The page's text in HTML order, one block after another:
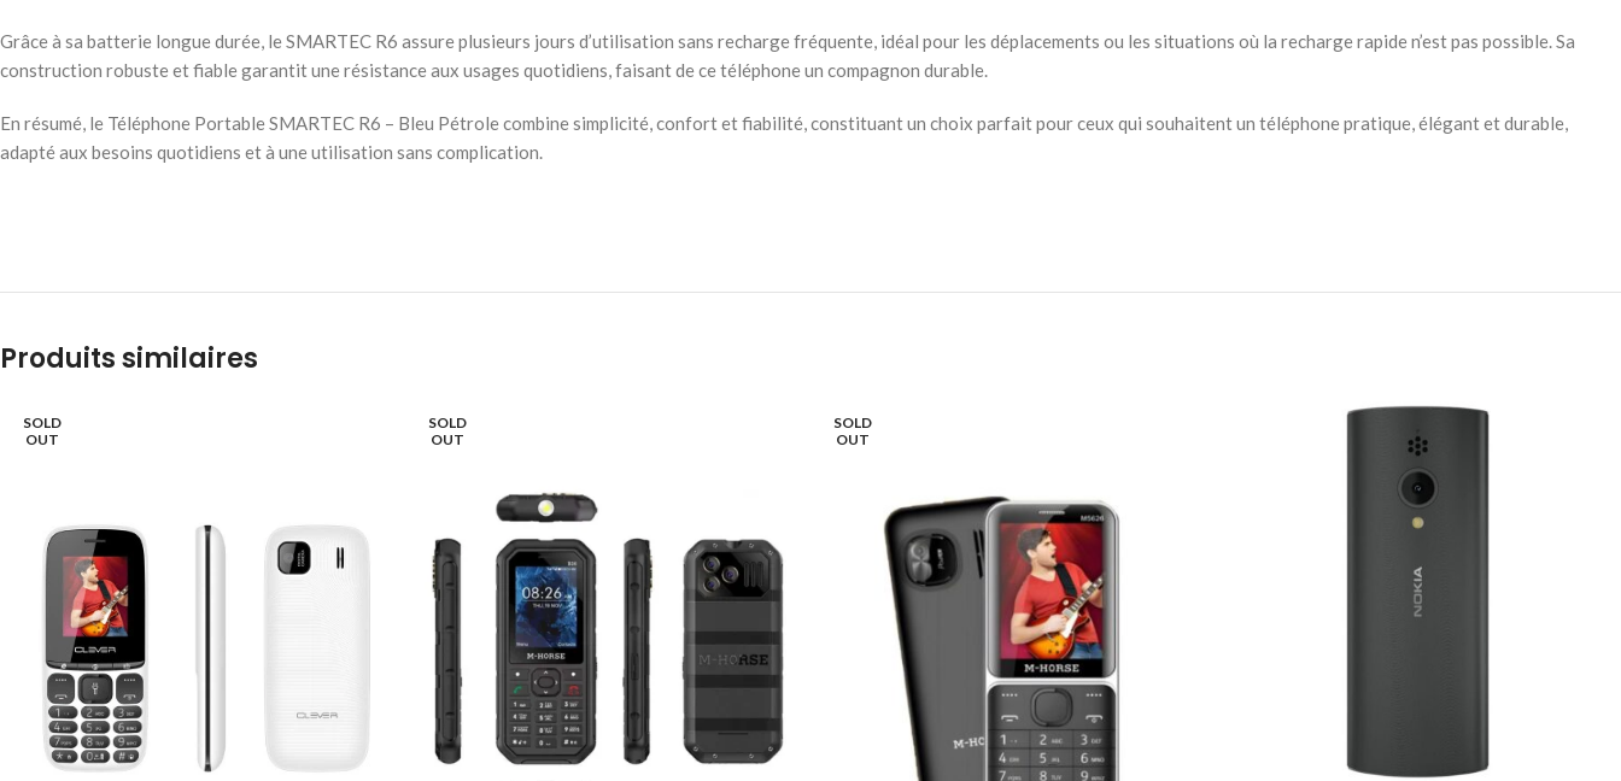
Grâce à sa batterie longue durée, le SMARTEC R6 assure plusieurs jours d’utilisation sans recharge fréquente, idéal pour les déplacements ou les situations où la recharge rapide n’est pas possible. Sa
construction robuste et fiable garantit une résistance aux usages quotidiens, faisant de ce téléphone un compagnon durable.
En résumé, le Téléphone Portable SMARTEC R6 – Bleu Pétrole combine simplicité, confort et fiabilité, constituant un choix parfait pour ceux qui souhaitent un téléphone pratique, élégant et durable,
adapté aux besoins quotidiens et à une utilisation sans complication.
Produits similaires
SOLD
OUT
SOLD
OUT
SOLD
OUT